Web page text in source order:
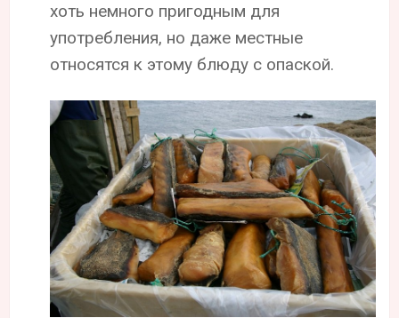
хоть немного пригодным для
употребления, но даже местные
относятся к этому блюду с опаской.